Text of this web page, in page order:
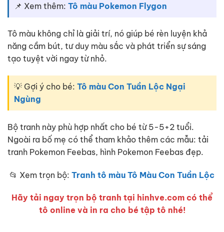
📌 Xem thêm: Tô màu Pokemon Flygon
Tô màu không chỉ là giải trí, nó giúp bé rèn luyện khả
năng cầm bút, tư duy màu sắc và phát triển sự sáng
tạo tuyệt vời ngay từ nhỏ.
💡 Gợi ý cho bé: Tô màu Con Tuần Lộc Ngại
Ngùng
Bộ tranh này phù hợp nhất cho bé từ 5-5+2 tuổi.
Ngoài ra bố mẹ có thể tham khảo thêm các mẫu: tải
tranh Pokemon Feebas, hình Pokemon Feebas đẹp.
📂 Xem trọn bộ: Tranh tô màu Tô Màu Con Tuần Lộc
Hãy tải ngay trọn bộ tranh tại hinhve.com có thể
tô online và in ra cho bé tập tô nhé!